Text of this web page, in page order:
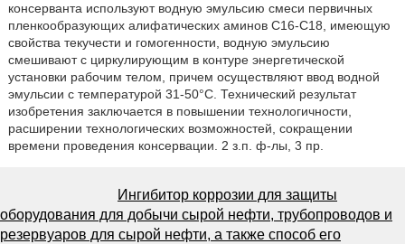
консерванта используют водную эмульсию смеси первичных
пленкообразующих алифатических аминов C16-C18, имеющую
свойства текучести и гомогенности, водную эмульсию
смешивают с циркулирующим в контуре энергетической
установки рабочим телом, причем осуществляют ввод водной
эмульсии с температурой 31-50°C. Технический результат
изобретения заключается в повышении технологичности,
расширении технологических возможностей, сокращении
времени проведения консервации. 2 з.п. ф-лы, 3 пр.
Ингибитор коррозии для защиты
оборудования для добычи сырой нефти, трубопроводов и
резервуаров для сырой нефти, а также способ его